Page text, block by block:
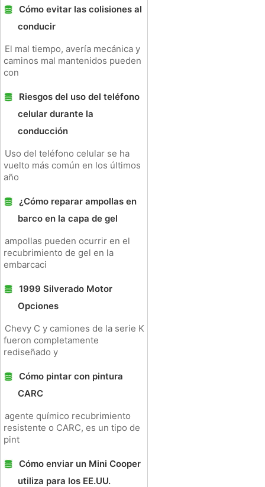
Cómo evitar las colisiones al
conducir
El mal tiempo, avería mecánica y
caminos mal mantenidos pueden
con
Riesgos del uso del teléfono
celular durante la
conducción
Uso del teléfono celular se ha
vuelto más común en los últimos
año
¿Cómo reparar ampollas en
barco en la capa de gel
ampollas pueden ocurrir en el
recubrimiento de gel en la
embarcaci
1999 Silverado Motor
Opciones
Chevy C y camiones de la serie K
fueron completamente
rediseñado y
Cómo pintar con pintura
CARC
agente químico recubrimiento
resistente o CARC, es un tipo de
pint
Cómo enviar un Mini Cooper
utiliza para los EE.UU.